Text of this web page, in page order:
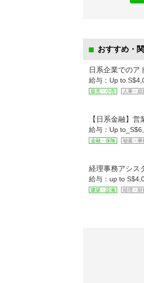
おすすめ・
日系企業での
給与：Up to
販売・小売 人事・総
【日系金融】
給与：Up
金融・保険 秘書・事
経理事務アシ
給与：up to
建築・設備 経理・財